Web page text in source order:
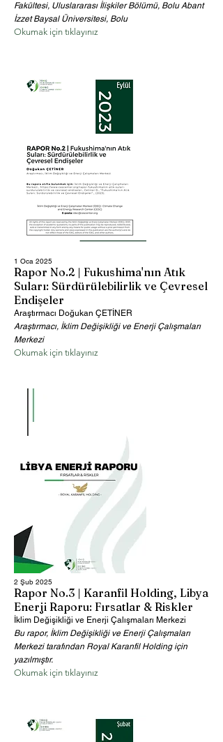
Fakültesi, Uluslararası İlişkiler Bölümü, Bolu Abant
İzzet Baysal Üniversitesi, Bolu
Okumak için tıklayınız
1 Oca 2025
Rapor No.2 | Fukushima'nın Atık
Suları: Sürdürülebilirlik ve Çevresel
Endişeler
Araştırmacı Doğukan ÇETİNER
Araştırmacı, İklim Değişikliği ve Enerji Çalışmaları
Merkezi
Okumak için tıklayınız
2 Şub 2025
Rapor No.3 | Karanfil Holding, Libya
Enerji Raporu: Fırsatlar & Riskler
İklim Değişikliği ve Enerji Çalışmaları Merkezi
Bu rapor, İklim Değişikliği ve Enerji Çalışmaları
Merkezi tarafından Royal Karanfil Holding için
yazılmıştır.
Okumak için tıklayınız